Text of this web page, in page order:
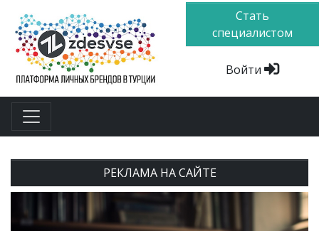
Стать
специалистом
Войти
РЕКЛАМА НА САЙТЕ